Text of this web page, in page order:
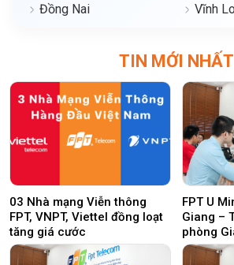
Đồng Nai
Vĩnh
TIN MỚI NHẤT
03 Nhà mạng Viễn thông
FPT, VNPT, Viettel đồng loạt
tăng giá cước
FPT U
Giang –
phòng